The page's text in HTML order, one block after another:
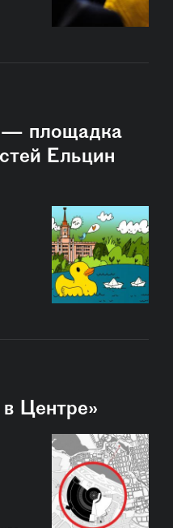
— площадка
Ельцин
Центре»